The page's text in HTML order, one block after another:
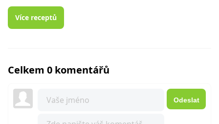
Více receptů
Celkem 0 komentářů
Odeslat